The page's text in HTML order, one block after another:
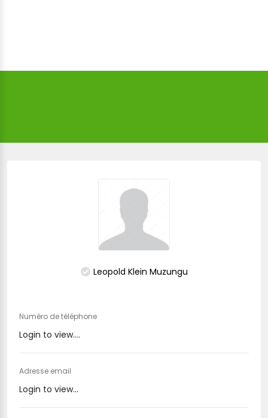
Leopold Klein Muzungu
Numéro de téléphone
Login to view....
Adresse email
Login to view...